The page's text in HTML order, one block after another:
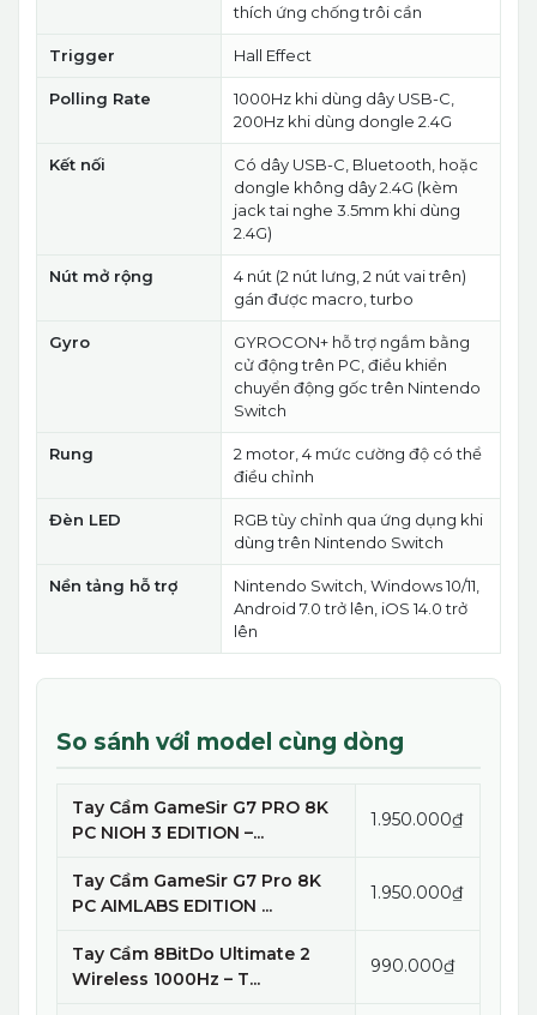
thích ứng chống trôi cần
Trigger Hall Effect
Polling Rate
1000Hz khi dùng dây USB-C,
200Hz khi dùng dongle 2.4G
Kết nối
Có dây USB-C, Bluetooth, hoặc
dongle không dây 2.4G (kèm
jack tai nghe 3.5mm khi dùng
2.4G)
Nút mở rộng
4 nút (2 nút lưng, 2 nút vai trên)
gán được macro, turbo
Gyro
GYROCON+ hỗ trợ ngắm bằng
cử động trên PC, điều khiển
chuyển động gốc trên Nintendo
Switch
Rung
2 motor, 4 mức cường độ có thể
điều chỉnh
Đèn LED
RGB tùy chỉnh qua ứng dụng khi
dùng trên Nintendo Switch
Nền tảng hỗ trợ
Nintendo Switch, Windows 10/11,
Android 7.0 trở lên, iOS 14.0 trở
lên
So sánh với model cùng dòng
Tay Cầm GameSir G7 PRO 8K
PC NIOH 3 EDITION –...
1.950.000₫
Tay Cầm GameSir G7 Pro 8K
PC AIMLABS EDITION ...
1.950.000₫
Tay Cầm 8BitDo Ultimate 2
Wireless 1000Hz – T...
990.000₫